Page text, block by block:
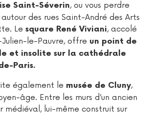
Saint-Séverin, ou vous perdre
des rues Saint-André des Arts
Le square René Viviani, accolé
le-Pauvre, offre un point de
et insolite sur la cathédrale
Paris.
également le musée de Cluny,
âge. Entre les murs d’un ancien
médiéval, lui-même construit sur